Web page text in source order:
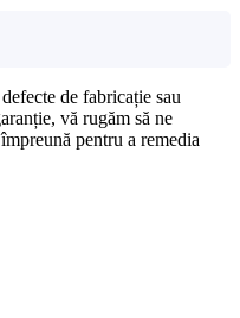
de fabricație sau
vă rugăm să ne
pentru a remedia